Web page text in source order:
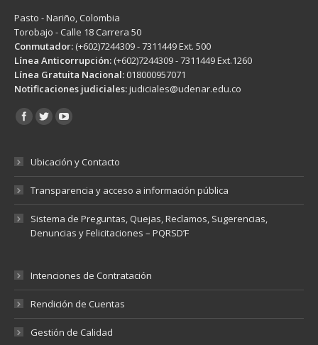
Pasto - Nariño, Colombia
Torobajo - Calle 18 Carrera 50
Conmutador: (+602)7244309 - 7311449 Ext. 500
Línea Anticorrupción: (+602)7244309 - 7311449 Ext.1260
Línea Gratuita Nacional: 018000957071
Notificaciones judiciales:judiciales@udenar.edu.co
Encuéntranos en:
Ubicación y Contacto
Transparencia y acceso a información pública
Sistema de Preguntas, Quejas, Reclamos, Sugerencias,
Denuncias y Felicitaciones – PQRSD’F
Intenciones de Contratación
Rendición de Cuentas
Gestión de Calidad